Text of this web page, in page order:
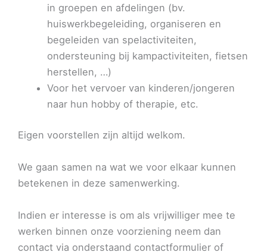
in groepen en afdelingen (bv.
huiswerkbegeleiding, organiseren en
begeleiden van spelactiviteiten,
ondersteuning bij kampactiviteiten, fietsen
herstellen, …)
Voor het vervoer van kinderen/jongeren
naar hun hobby of therapie, etc.
Eigen voorstellen zijn altijd welkom.
We gaan samen na wat we voor elkaar kunnen
betekenen in deze samenwerking.
Indien er interesse is om als vrijwilliger mee te
werken binnen onze voorziening neem dan
contact via onderstaand contactformulier of